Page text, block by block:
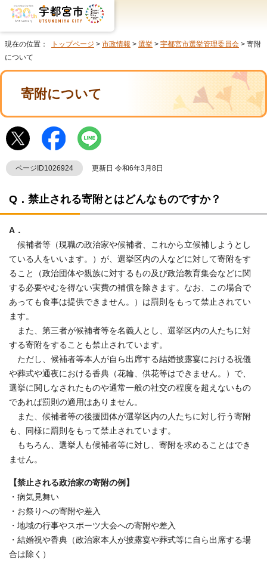
現在の位置： トップページ > 市政情報 > 選挙 > 宇都宮市選挙管理委員会 > 寄附
について
寄附について
ページID1026924 更新日 令和6年3月8日
Q．禁止される寄附とはどんなものですか？
A．
候補者等（現職の政治家や候補者、これから立候補しようとし
ている人をいいます。）が、選挙区内の人などに対して寄附をす
ること（政治団体や親族に対するもの及び政治教育集会などに関
する必要やむを得ない実費の補償を除きます。なお、この場合で
あっても食事は提供できません。）は罰則をもって禁止されてい
ます。
また、第三者が候補者等を名義人とし、選挙区内の人たちに対
する寄附をすることも禁止されています。
ただし、候補者等本人が自ら出席する結婚披露宴における祝儀
や葬式や通夜における香典（花輪、供花等はできません。）で、
選挙に関しなされたものや通常一般の社交の程度を超えないもの
であれば罰則の適用はありません。
また、候補者等の後援団体が選挙区内の人たちに対し行う寄附
も、同様に罰則をもって禁止されています。
もちろん、選挙人も候補者等に対し、寄附を求めることはでき
ません。
【禁止される政治家の寄附の例】
・病気見舞い
・お祭りへの寄附や差入
・地域の行事やスポーツ大会への寄附や差入
・結婚祝や香典（政治家本人が披露宴や葬式等に自ら出席する場
合は除く）